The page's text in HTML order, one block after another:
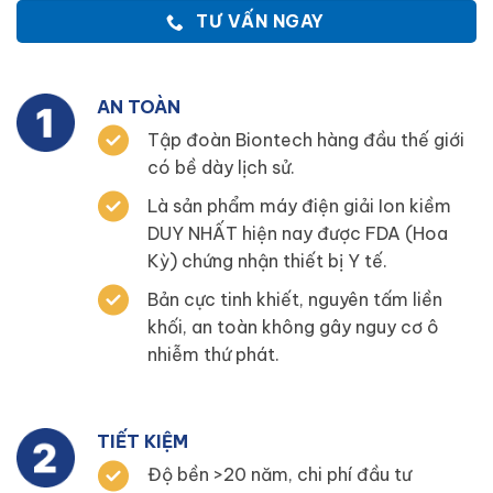
TƯ VẤN NGAY
AN TOÀN
Tập đoàn Biontech hàng đầu thế giới
có bề dày lịch sử.
Là sản phẩm máy điện giải Ion kiềm
DUY NHẤT hiện nay được FDA (Hoa
Kỳ) chứng nhận thiết bị Y tế.
Bản cực tinh khiết, nguyên tấm liền
khối, an toàn không gây nguy cơ ô
nhiễm thứ phát.
TIẾT KIỆM
Độ bền >20 năm, chi phí đầu tư